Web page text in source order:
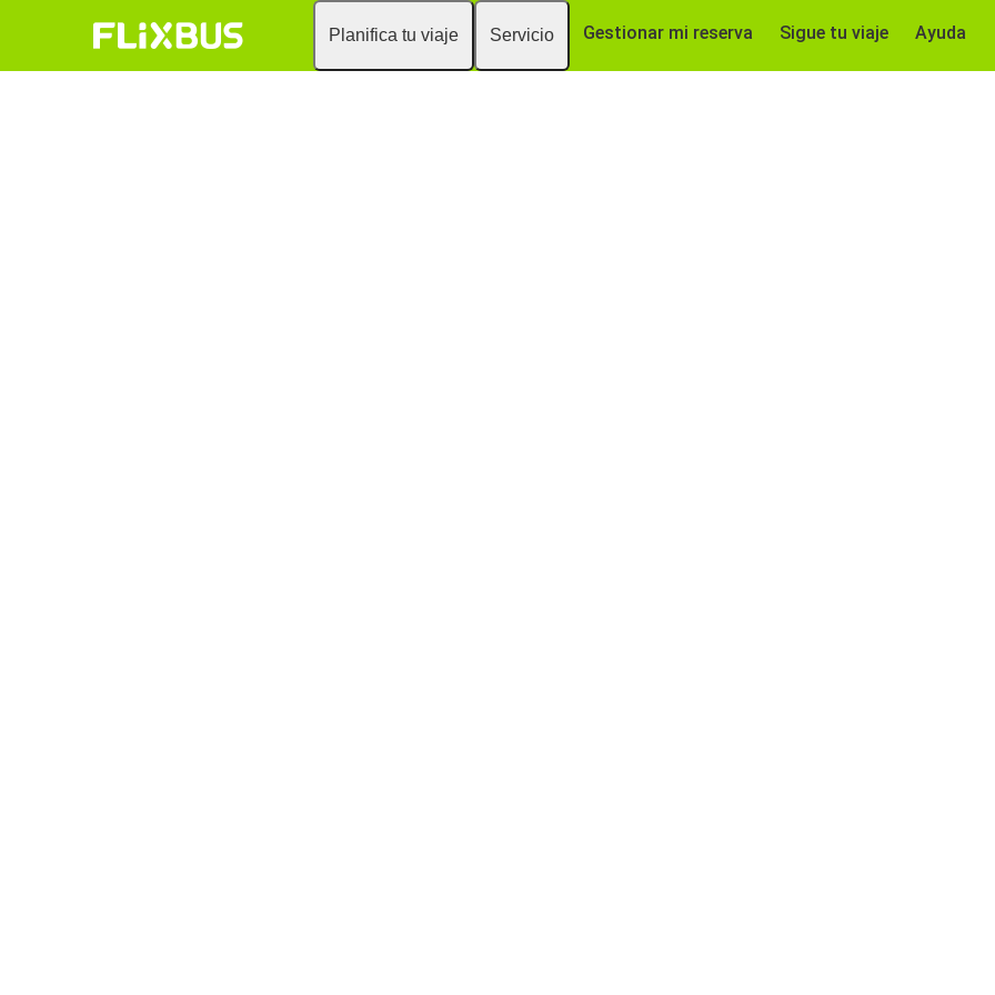
Planifica tu viaje Servicio Gestionar mi reserva Sigue tu viaje Ayuda